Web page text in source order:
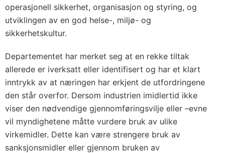
operasjonell sikkerhet, organisasjon og styring, og
utviklingen av en god helse-, miljø- og
sikkerhetskultur.
Departementet har merket seg at en rekke tiltak
allerede er iverksatt eller identifisert og har et klart
inntrykk av at næringen har erkjent de utfordringene
den står overfor. Dersom industrien imidlertid ikke
viser den nødvendige gjennomføringsvilje eller –evne
vil myndighetene måtte vurdere bruk av ulike
virkemidler. Dette kan være strengere bruk av
sanksjonsmidler eller gjennom bruken av